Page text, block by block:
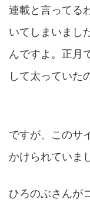
連載と言ってる
いてしまいまし
んですよ。正月
して太っていた
ですが、このサ
かけられていま
ひろのぶさんが